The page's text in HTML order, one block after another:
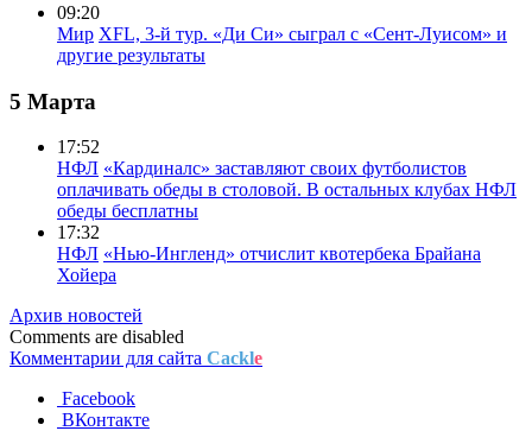
09:20
Мир XFL, 3-й тур. «Ди Си» сыграл с «Сент-Луисом» и
другие результаты
5 Марта
17:52
НФЛ «Кардиналс» заставляют своих футболистов
оплачивать обеды в столовой. В остальных клубах НФЛ
обеды бесплатны
17:32
НФЛ «Нью-Ингленд» отчислит квотербека Брайана
Хойера
Архив новостей
Comments are disabled
Комментарии для сайта Cackle
Facebook
ВКонтакте